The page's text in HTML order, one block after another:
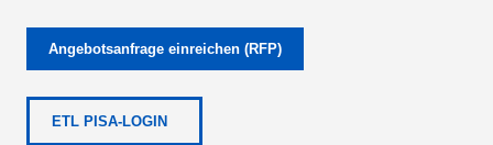
Angebotsanfrage einreichen (RFP)
ETL PISA-LOGIN